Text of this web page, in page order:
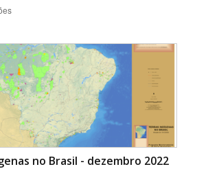
no Brasil - dezembro 2022